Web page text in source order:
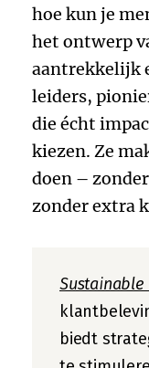
hoe kun je
het ontwerp
aantrekkelijk
leiders,
die écht
kiezen. Ze
doen –
zonder extra
Sustainable
biedt